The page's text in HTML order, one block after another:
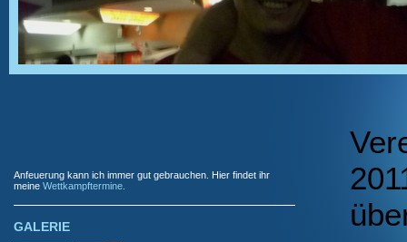
Anfeuerung kann ich immer gut gebrauchen. Hier findet ihr
meine Wettkampftermine
GALERIE